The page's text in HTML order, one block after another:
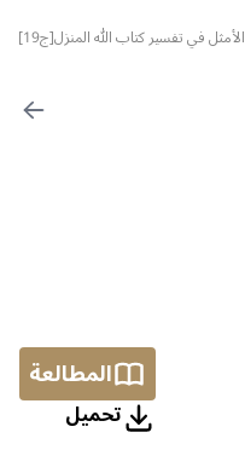
الأمثل في تفسير كتاب الله المنزل[ج19]
المطالعة
تحمیل